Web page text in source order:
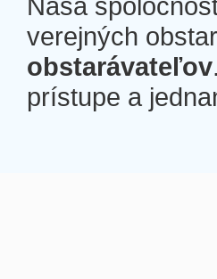
verejných
obstarávateľov
prístupe a